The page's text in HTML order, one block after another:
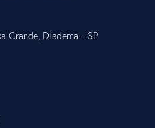
Grande, Diadema – SP